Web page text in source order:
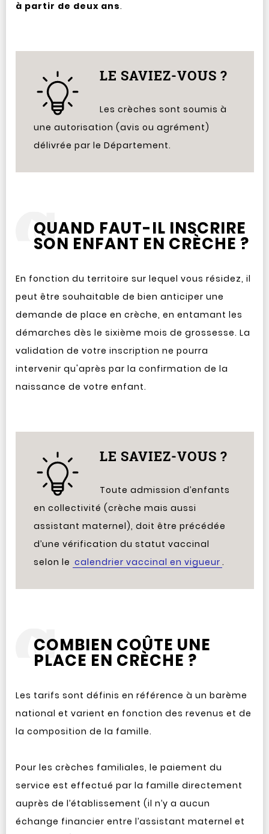
à partir de deux ans.
LE SAVIEZ-VOUS ?
Les crèches sont soumis à
une autorisation (avis ou agrément)
délivrée par le Département.
QUAND FAUT-IL INSCRIRE
SON ENFANT EN CRÈCHE ?
En fonction du territoire sur lequel vous résidez, il
peut être souhaitable de bien anticiper une
demande de place en crèche, en entamant les
démarches dès le sixième mois de grossesse. La
validation de votre inscription ne pourra
intervenir qu'après par la confirmation de la
naissance de votre enfant.
LE SAVIEZ-VOUS ?
Toute admission d’enfants
en collectivité (crèche mais aussi
assistant maternel), doit être précédée
d’une vérification du statut vaccinal
selon le calendrier vaccinal en vigueur .
COMBIEN COÛTE UNE
PLACE EN CRÈCHE ?
Les tarifs sont définis en référence à un barème
national et varient en fonction des revenus et de
la composition de la famille.
Pour les crèches familiales, le paiement du
service est effectué par la famille directement
auprès de l’établissement (il n’y a aucun
échange financier entre l’assistant maternel et